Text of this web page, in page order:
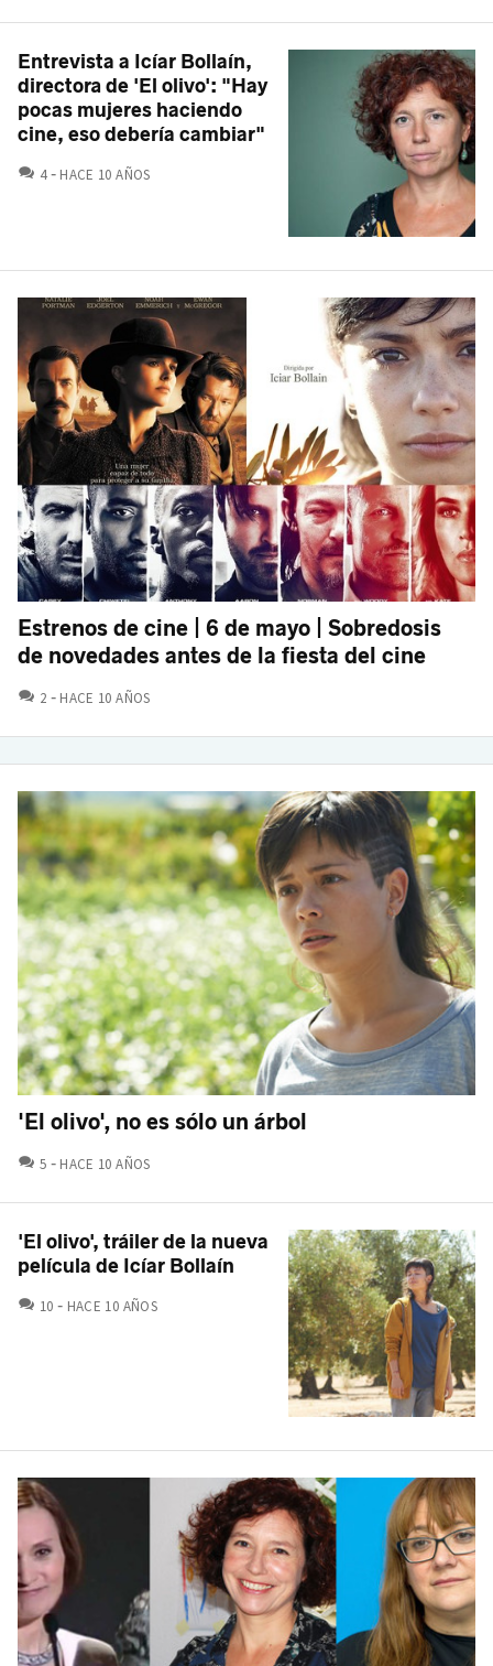
Entrevista a Icíar Bollaín,
directora de 'El olivo': "Hay
pocas mujeres haciendo
cine, eso debería cambiar"
4 COMENTARIOS
HACE 10 AÑOS
Estrenos de cine | 6 de mayo | Sobredosis
de novedades antes de la fiesta del cine
2 COMENTARIOS
HACE 10 AÑOS
'El olivo', no es sólo un árbol
5 COMENTARIOS
HACE 10 AÑOS
'El olivo', tráiler de la nueva
película de Icíar Bollaín
10 COMENTARIOS
HACE 10 AÑOS